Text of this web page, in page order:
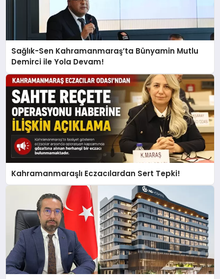
Sağlık-Sen Kahramanmaraş’ta Bünyamin Mutlu
Demirci ile Yola Devam!
Kahramanmaraşlı Eczacılardan Sert Tepki!